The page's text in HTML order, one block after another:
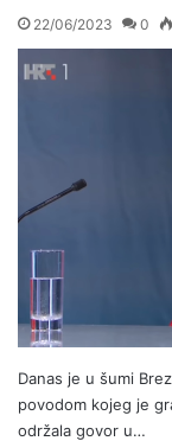
22/06/2023 0
Danas je u šumi
povodom kojeg je
održala govor u…